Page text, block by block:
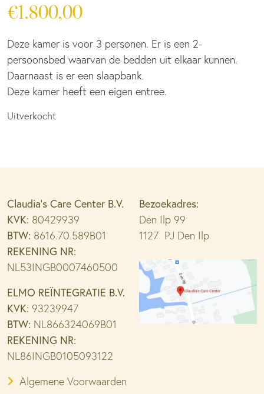
€1.800,00
Deze kamer is voor 3 personen. Er is een 2-
persoonsbed waarvan de bedden uit elkaar kunnen.
Daarnaast is er een slaapbank.
Deze kamer heeft een eigen entree.
Uitverkocht
Claudia’s Care Center B.V.
KVK: 80429939
BTW: 8616.70.589B01
REKENING NR:
NL53INGB0007460500
ELMO REÏNTEGRATIE B.V.
KVK: 93239947
BTW: NL866324069B01
REKENING NR:
NL86INGB0105093122
Bezoekadres:
Den Ilp 99
1127 PJ Den Ilp
Algemene Voorwaarden